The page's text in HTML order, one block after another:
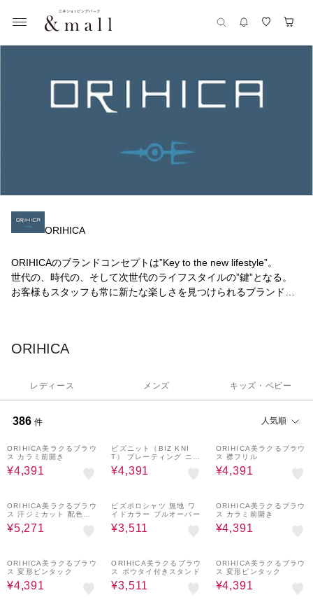
ORIHICA
ORIHICAのブランドコンセプトは”Key to the new lifestyle”。
世代の、時代の、そして次世代のライフスタイルの”鍵”となる。
お客様もスタッフも常に新たな楽しさを見つけられるブランドと
ORIHICA
レディース メンズ キッズ・ベビー
386 件 人気順
ORIHICA美ラクるブラウ
ス カラミ前開き
¥4,391
ビズニット（BIZ KNI
T） プレーティング ニッ
トTシャツ
¥4,391
ORIHICA美ラクるブラウ
ス 襟フリル
¥4,391
ORIHICA美ラクるブラウ
ス 汗ジミカット 配色ペ
プラム
¥5,271
ビズポロシャツ 無地 ワ
イドカラー プルオーバー
¥3,511
ORIHICA美ラクるブラウ
ス カラミ前開き
¥4,391
ORIHICA美ラクるブラウ
ス 変形ピンタック
¥4,391
ORIHICA美ラクるブラウ
ス ボウタイ付きスタンド
¥3,511
ORIHICA美ラクるブラウ
ス 変形ピンタック
¥4,391